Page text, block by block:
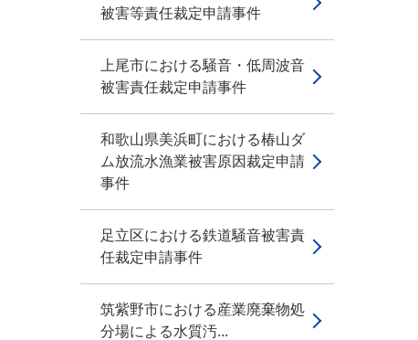
被害等責任裁定申請事件
上尾市における騒音・低周波音
被害責任裁定申請事件
和歌山県美浜町における椿山ダ
ム放流水漁業被害原因裁定申請
事件
足立区における鉄道騒音被害責
任裁定申請事件
筑紫野市における産業廃棄物処
分場による水質汚...